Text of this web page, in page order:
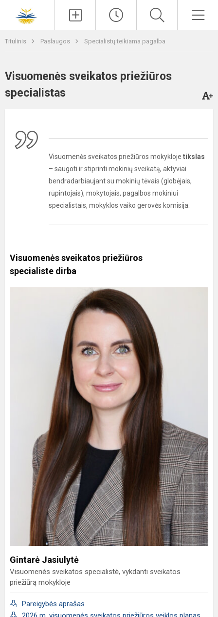
Titulinis Paslaugos Specialistų teikiama pagalba
Visuomenės sveikatos priežiūros
specialistas
Visuomenės sveikatos priežiūros mokykloje tikslas
– saugoti ir stiprinti mokinių sveikatą, aktyviai
bendradarbiaujant su mokinių tėvais (globėjais,
rūpintojais), mokytojais, pagalbos mokiniui
specialistais, mokyklos vaiko gerovės komisija.
Visuomenės sveikatos priežiūros
specialiste dirba
Gintarė Jasiulytė
Visuomenės sveikatos specialistė, vykdanti sveikatos
priežiūrą mokykloje
Pareigybės aprašas